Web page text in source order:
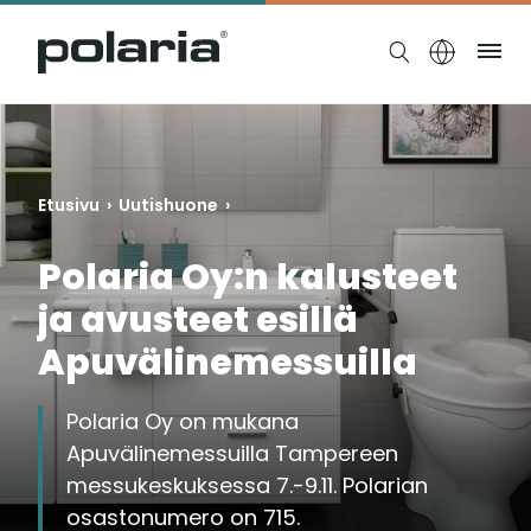
https://polaria.fi/name
Etusivu › Uutishuone ›
Polaria Oy:n kalusteet
ja avusteet esillä
Apuvälinemessuilla
Polaria Oy on mukana
Apuvälinemessuilla Tampereen
messukeskuksessa 7.-9.11. Polarian
osastonumero on 715.